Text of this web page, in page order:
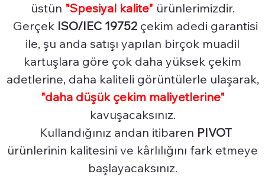
üstün "Spesiyal kalite" ürünlerimizdir.
Gerçek ISO/IEC 19752 çekim adedi garantisi
ile, şu anda satışı yapılan birçok muadil
kartuşlara göre çok daha yüksek çekim
adetlerine, daha kaliteli görüntülerle ulaşarak,
"daha düşük çekim maliyetlerine"
kavuşacaksınız.
Kullandığınız andan itibaren PIVOT
ürünlerinin kalitesini ve kârlılığını fark etmeye
başlayacaksınız.